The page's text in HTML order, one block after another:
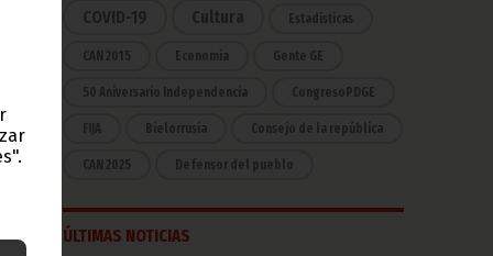
y
de
COVID-19 Cultura Estadísticas
CAN 2015 Economía Gente GE
50 Aniversario Independencia CongresoPDGE
FIJA Bielorrusia Consejo de la república
CAN 2025 Defensor del pueblo
ÚLTIMAS NOTICIAS